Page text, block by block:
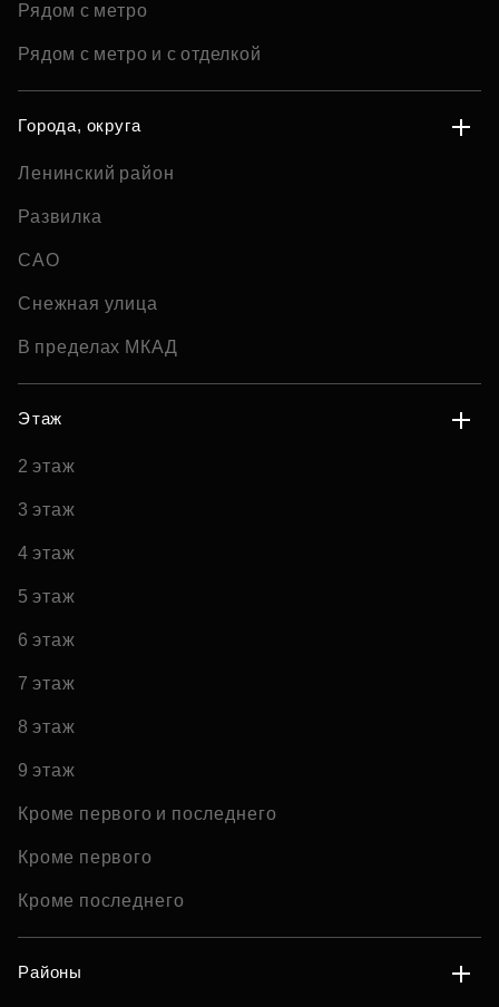
Рядом с метро
Рядом с метро и с отделкой
Города, округа
Ленинский район
Развилка
САО
Снежная улица
В пределах МКАД
Этаж
2 этаж
3 этаж
4 этаж
5 этаж
6 этаж
7 этаж
8 этаж
9 этаж
Кроме первого и последнего
Кроме первого
Кроме последнего
Районы